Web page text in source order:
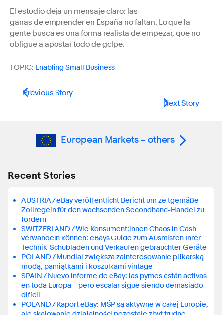
El estudio deja un mensaje claro: las
ganas de emprender en España no faltan. Lo que la
gente busca es una forma realista de empezar, que no
obligue a apostar todo de golpe.
TOPIC: Enabling Small Business
Previous Story
Next Story
European Markets – others
Recent Stories
AUSTRIA / eBay veröffentlicht Bericht um zeitgemäße
Zollregeln für den wachsenden Secondhand-Handel zu
fordern
SWITZERLAND / Wie Konsument:innen Chaos in Cash
verwandeln können: eBays Guide zum Ausmisten Ihrer
Technik-Schubladen und Verkaufen gebrauchter Geräte
POLAND / Mundial zwiększa zainteresowanie piłkarską
modą, pamiątkami i koszulkami vintage
SPAIN / Nuevo informe de eBay: las pymes están activas
en toda Europa – pero escalar sigue siendo demasiado
difícil
POLAND / Raport eBay: MŚP są aktywne w całej Europie,